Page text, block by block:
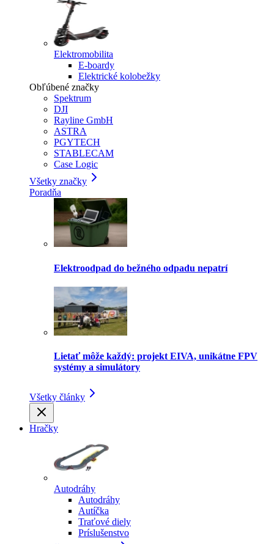
Elektromobilita
E-boardy
Elektrické kolobežky
Obľúbené značky
Spektrum
DJI
Rayline GmbH
ASTRA
PGYTECH
STABLECAM
Case Logic
Všetky značky
Poradňa
Elektroodpad do bežného odpadu nepatrí
Lietať môže každý: projekt EIVA, unikátne FPV
systémy a simulátory
Všetky články
Hračky
Autodráhy
Autodráhy
Autíčka
Traťové diely
Príslušenstvo